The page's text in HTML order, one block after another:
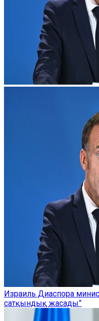
Израиль Диаспора
сатқындық жасады”